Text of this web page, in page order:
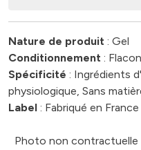
Nature de produit : Gel
Conditionnement :
Spécificité : Ingrédients
physiologique, Sans
Label : Fabriqué en France
Photo non contractuelle